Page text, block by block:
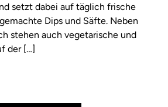
setzt dabei auf täglich frische
Dips und Säfte. Neben
stehen auch vegetarische und
der […]